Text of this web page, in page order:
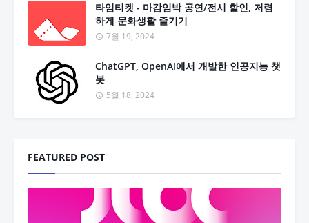
타임티켓 - 마감임박 공연/전시 할인, 저렴
하게 문화생활 즐기기
7월 19, 2024
ChatGPT, OpenAI에서 개발한 인공지능 챗
봇
5월 18, 2024
FEATURED POST